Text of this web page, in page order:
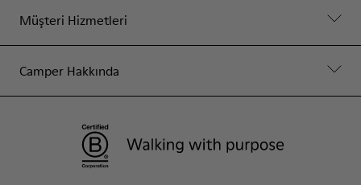
Müşteri Hizmetleri
Camper Hakkında